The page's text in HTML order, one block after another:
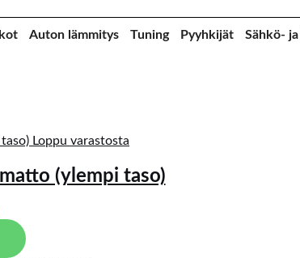
Auton lämmitys Tuning Pyyhkijät Sähkö-
Loppu varastosta
(ylempi taso)